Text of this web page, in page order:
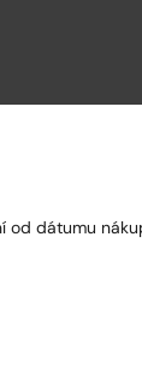
od dátumu